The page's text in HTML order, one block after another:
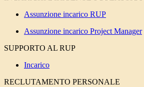
Assunzione incarico RUP
Assunzione incarico Project Manager
SUPPORTO AL RUP
Incarico
RECLUTAMENTO PERSONALE